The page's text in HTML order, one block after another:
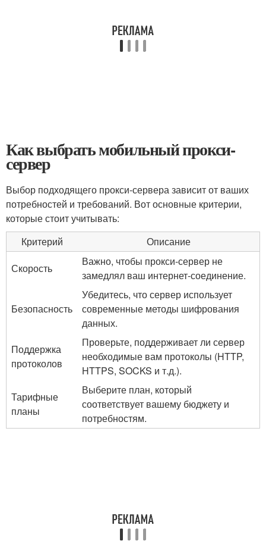
Как выбрать мобильный прокси-
сервер
Выбор подходящего прокси-сервера зависит от ваших
потребностей и требований. Вот основные критерии,
которые стоит учитывать:
Критерий
Описание
Скорость
Важно, чтобы прокси-сервер не
замедлял ваш интернет-соединение.
Безопасность
Убедитесь, что сервер использует
современные методы шифрования
данных.
Поддержка
протоколов
Проверьте, поддерживает ли сервер
необходимые вам протоколы (HTTP,
HTTPS, SOCKS и т.д.).
Тарифные
планы
Выберите план, который
соответствует вашему бюджету и
потребностям.